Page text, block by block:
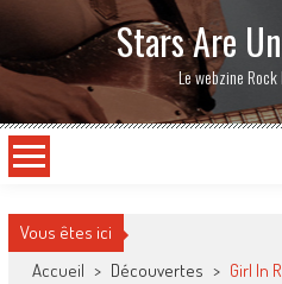
Stars Are
Le webzine
Vous êtes ici
Accueil > Découvertes > Girl In